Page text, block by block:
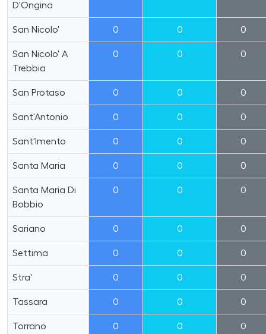
D'Ongina
San Nicolo' 0 0 0
San Nicolo' A
Trebbia
0 0 0
San Protaso 0 0 0
Sant'Antonio 0 0 0
Sant'Imento 0 0 0
Santa Maria 0 0 0
Santa Maria Di
Bobbio
0 0 0
Sariano 0 0 0
Settima 0 0 0
Stra' 0 0 0
Tassara 0 0 0
Torrano 0 0 0